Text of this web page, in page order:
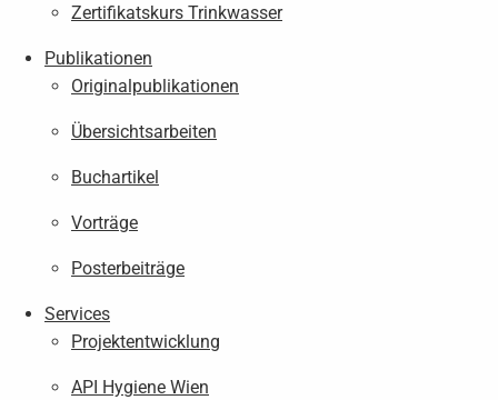
Zertifikatskurs Trinkwasser
Publikationen
Originalpublikationen
Übersichtsarbeiten
Buchartikel
Vorträge
Posterbeiträge
Services
Projektentwicklung
API Hygiene Wien